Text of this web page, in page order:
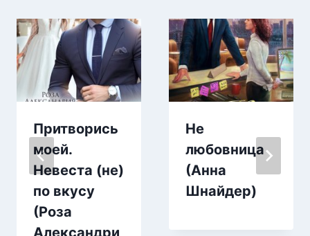
Притворись
моей.
Невеста (не)
по вкусу
(Роза
Александри
Не
любовница
(Анна
Шнайдер)